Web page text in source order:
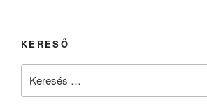
KERESŐ